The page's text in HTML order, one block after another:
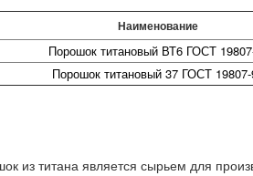
Наименование
Порошок титановый ВТ6 ГОСТ
Порошок титановый 37 ГОСТ 19807-
из титана является сырьем для